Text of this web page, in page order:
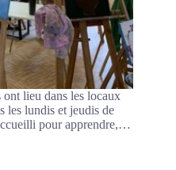
ont lieu dans les locaux
les lundis et jeudis de
pour apprendre,…